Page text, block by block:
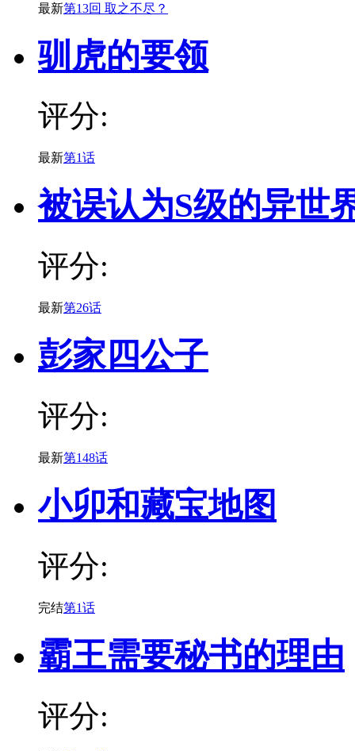
最新第13回 取之不尽？
驯虎的要领
评分:
最新第1话
被误认为S级的异世
评分:
最新第26话
彭家四公子
评分:
最新第148话
小卯和藏宝地图
评分:
完结第1话
霸王需要秘书的理由
评分: